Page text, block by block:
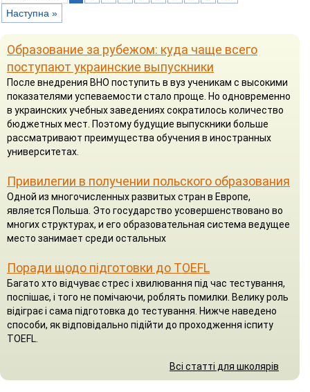
Наступна »
Образование за рубежом: куда чаще всего
поступают украинские выпускники
После внедрения ВНО поступить в вуз ученикам с высокими
показателями успеваемости стало проще. Но одновременно
в украинских учебных заведениях сократилось количество
бюджетных мест. Поэтому будущие выпускники больше
рассматривают преимущества обучения в иностранных
университетах.
Привилегии в получении польского образования
Одной из многочисленных развитых стран в Европе,
является Польша. Это государство усовершенствовано во
многих структурах, и его образовательная система ведущее
место занимает среди остальных
Поради щодо підготовки до TOEFL
Багато хто відчуває стрес і хвилювання під час тестування,
поспішає, і того не помічаючи, роблять помилки. Велику роль
відіграє і сама підготовка до тестування. Нижче наведено
способи, як відповідально підійти до проходження іспиту
TOEFL.
Всі статті для школярів